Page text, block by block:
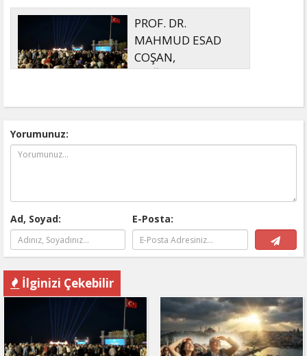
PROF. DR.
MAHMUD ESAD
COŞAN,
DOĞUMUNUN
EDİLECEK
Yorumunuz:
Ad, Soyad: E-Posta:
İlginizi Çekebilir